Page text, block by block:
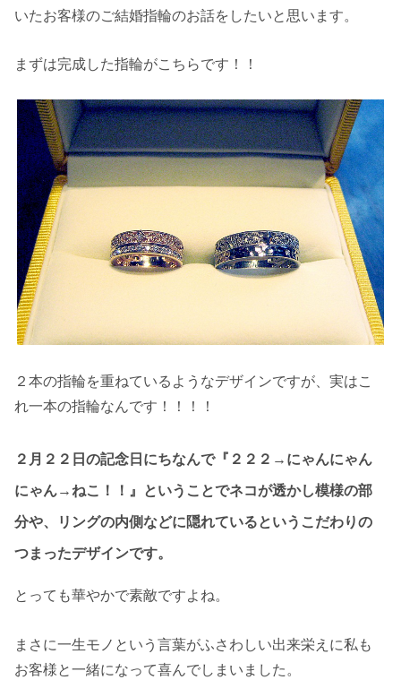
いたお客様のご結婚指輪のお話をしたいと思います。
まずは完成した指輪がこちらです！！
２本の指輪を重ねているようなデザインですが、実はこ
れ一本の指輪なんです！！！！
２月２２日の記念日にちなんで『２２２→にゃんにゃん
にゃん→ねこ！！』ということでネコが透かし模様の部
分や、リングの内側などに隠れているというこだわりの
つまったデザインです。
とっても華やかで素敵ですよね。
まさに一生モノという言葉がふさわしい出来栄えに私も
お客様と一緒になって喜んでしまいました。